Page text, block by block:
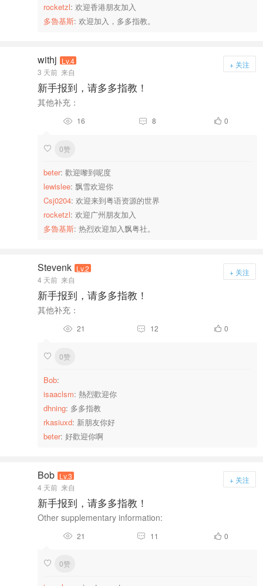
rocketzl: 欢迎香港朋友加入
多魯基斯: 欢迎加入，多多指教。
withj Lv.4
3 天前 来自
+ 关注
新手报到，请多多指教！
其他补充：
 16  8  0
 0赞
beter: 歡迎嚟到呢度
lewislee: 飘雪欢迎你
Csj0204: 欢迎来到粤语资源的世界
rocketzl: 欢迎广州朋友加入
多魯基斯: 热烈欢迎加入飘粤社。
Stevenk Lv.2
4 天前 来自
+ 关注
新手报到，请多多指教！
其他补充：
 21  12  0
 0赞
Bob:
isaaclsm: 熱烈歡迎你
dhning: 多多指教
rkasiuxd: 新朋友你好
beter: 好歡迎你啊
Bob Lv.3
4 天前 来自
+ 关注
新手报到，请多多指教！
Other supplementary information:
 21  11  0
 0赞